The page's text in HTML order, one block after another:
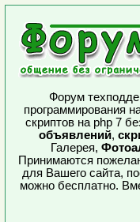
Форум
программирования
скриптов на php 7
объявлений,
Галерея,
Принимаются
для Вашего сайта,
можно бесплатно.